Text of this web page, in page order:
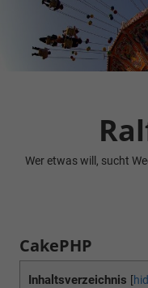
springen
Wer etwas will, sucht
CakePHP
Inhaltsverzeichnis [